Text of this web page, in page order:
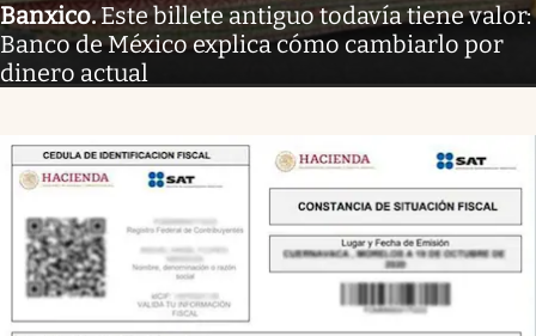
Banxico.Este billete antiguo todavía tiene valor:
Banco de México explica cómo cambiarlo por
dinero actual